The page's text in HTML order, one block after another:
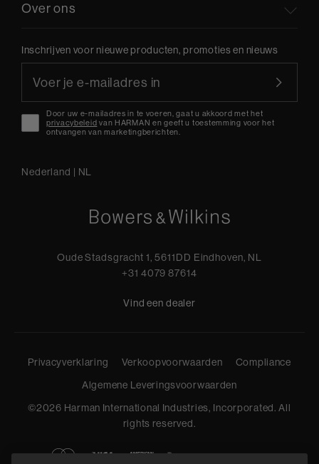
Over ons
Inschrijven voor nieuwe producten, promoties en nieuws
Door uw e-mailadres in te voeren, gaat u akkoord met het
privacybeleid van HARMAN en geeft u toestemming voor het
ontvangen van marketingberichten.
Nederland | NL
Oude Stadsgracht 1, 5611DD Eindhoven, NL
+31 4079 87614
Vind een dealer
Privacyverklaring Verkoopvoorwaarden
Compliance
Algemene Leveringsvoorwaarden
©2026 Harman International Industries, Incorporated. All
rights reserved.